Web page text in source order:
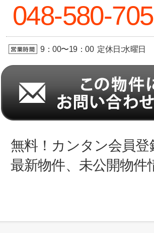
048-580-
9：00〜19：00 定休日:水曜日
無料！カンタン会員登
最新物件、未公開物件